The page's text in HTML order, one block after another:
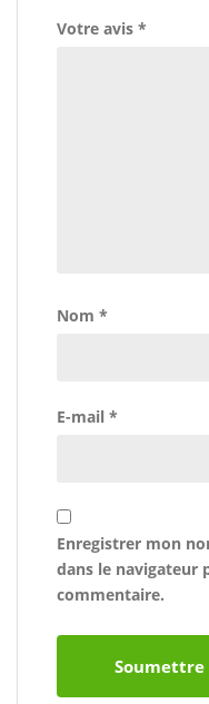
Votre avis *
Nom *
E-mail *
Enregistrer mon
dans le navigateur
commentaire.